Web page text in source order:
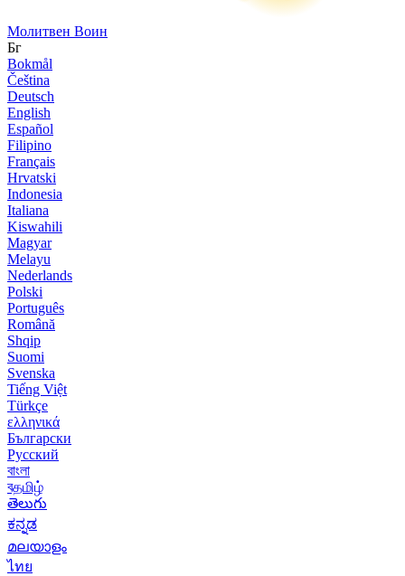
Молитвен Воин
Бг
Bokmål
Čeština
Deutsch
English
Español
Filipino
Français
Hrvatski
Indonesia
Italiana
Kiswahili
Magyar
Melayu
Nederlands
Polski
Português
Română
Shqip
Suomi
Svenska
Tiếng Việt
Türkçe
ελληνικά
Български
Русский
বাংলা
বதமிழ்
తెలుగు
ಕನ್ನಡ
മലയാളം
ไทย